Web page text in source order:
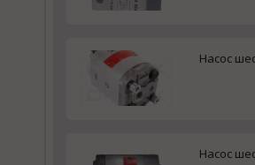
Насос
Насос